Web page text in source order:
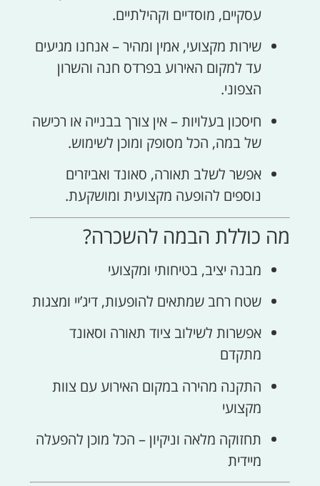
עסקיים, מוסדיים וקהילתיים.
שירות מקצועי, אמין ומהיר – אנחנו מגיעים
עד למקום האירוע בפרדס חנה והשרון
הצפוני.
חיסכון בעלויות – אין צורך בבנייה או רכישה
של במה, הכל מסופק ומוכן לשימוש.
אפשר לשלב תאורה, סאונד ואביזרים
נוספים להופעה מקצועית ומושקעת.
מה כוללת הבמה להשכרה?
מבנה יציב, בטיחותי ומקצועי
שטח רחב שמתאים להופעות, דיג’יי ומצגות
אפשרות לשילוב ציוד תאורה וסאונד
מתקדם
התקנה מהירה במקום האירוע עם צוות
מקצועי
תחזוקה מלאה וניקיון – הכל מוכן להפעלה
מיידית